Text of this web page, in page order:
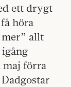
ett drygt
höra
allt
maj förra